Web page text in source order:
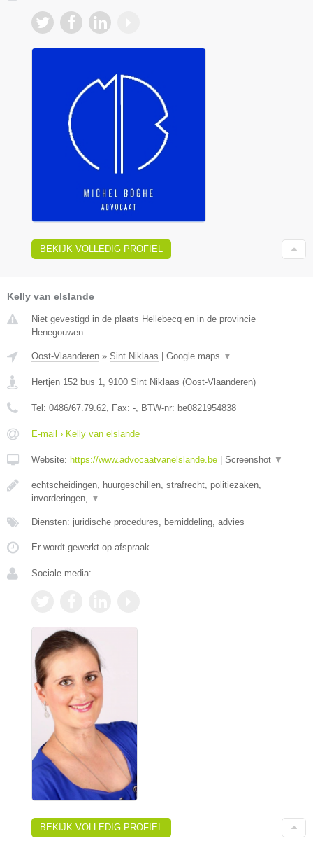
BEKIJK VOLLEDIG PROFIEL
Kelly van elslande
Niet gevestigd in de plaats Hellebecq en in de provincie
Henegouwen.
Oost-Vlaanderen » Sint Niklaas Google maps ▼
Hertjen 152 bus 1 9100 Sint Niklaas (Oost-Vlaanderen)
Tel: 0486/67.79.62 , Fax: - , BTW-nr: be0821954838
E-mail › Kelly van elslande
Website: https://www.advocaatvanelslande.be Screenshot ▼
echtscheidingen, huurgeschillen, strafrecht, politiezaken,
invorderingen,
▼
Diensten: juridische procedures, bemiddeling, advies
Er wordt gewerkt op afspraak.
Sociale media:
BEKIJK VOLLEDIG PROFIEL